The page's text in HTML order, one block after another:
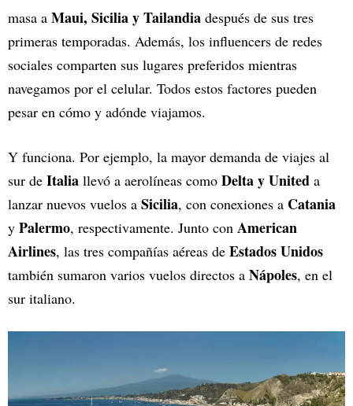
masa a Maui, Sicilia y Tailandia después de sus tres
primeras temporadas. Además, los influencers de redes
sociales comparten sus lugares preferidos mientras
navegamos por el celular. Todos estos factores pueden
pesar en cómo y adónde viajamos.
Y funciona. Por ejemplo, la mayor demanda de viajes al
sur de Italia llevó a aerolíneas como Delta y United a
lanzar nuevos vuelos a Sicilia, con conexiones a Catania
y Palermo, respectivamente. Junto con American
Airlines, las tres compañías aéreas de Estados Unidos
también sumaron varios vuelos directos a Nápoles, en el
sur italiano.